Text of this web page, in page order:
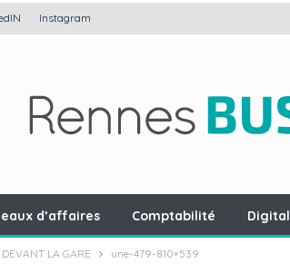
Instagram
d’affaires Comptabilité Digital
DEVANT LA GARE une-479-810×539